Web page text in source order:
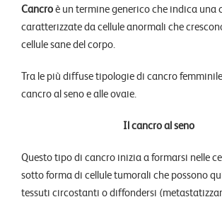
Cancroè un termine generico che indica una
caratterizzate da cellule anormali che
cellule sane del corpo.
Tra le più diffuse tipologie di cancro
cancro al seno e alle ovaie.
Il cancro al seno
Questo tipo di cancro inizia a formarsi nelle
sotto forma di cellule tumorali che possono
tessuti circostanti o diffondersi